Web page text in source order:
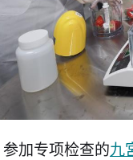
加专项检查的九